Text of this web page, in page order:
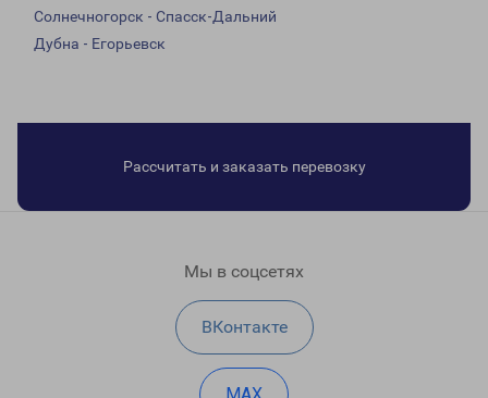
Солнечногорск - Спасск-Дальний
Дубна - Егорьевск
Рассчитать и заказать перевозку
Мы в соцсетях
ВКонтакте